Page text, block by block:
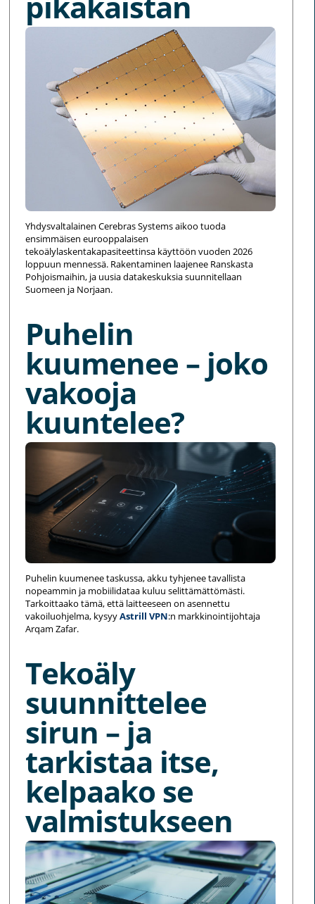
Yhdysvaltalainen Cerebras Systems aikoo tuoda
ensimmäisen eurooppalaisen
tekoälylaskentakapasiteettinsa käyttöön vuoden 2026
loppuun mennessä. Rakentaminen laajenee Ranskasta
Pohjoismaihin, ja uusia datakeskuksia suunnitellaan
Suomeen ja Norjaan.
Puhelin
kuumenee – joko
vakooja
kuuntelee?
Puhelin kuumenee taskussa, akku tyhjenee tavallista
nopeammin ja mobiilidataa kuluu selittämättömästi.
Tarkoittaako tämä, että laitteeseen on asennettu
vakoiluohjelma, kysyyAstrill VPN:n markkinointijohtaja
Arqam Zafar.
Tekoäly
suunnittelee
sirun – ja
tarkistaa itse,
kelpaako se
valmistukseen